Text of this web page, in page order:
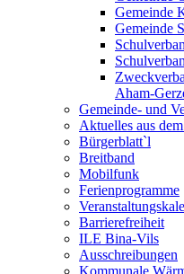
Gemeinde
Gemeinde
Aham-
Gemeinde- und
Aktuelles aus
Bürgerblatt`l
Breitband
Mobilfunk
Ferienprogramme
Barrierefreiheit
ILE Bina-Vils
Ausschreibungen
Kommunale